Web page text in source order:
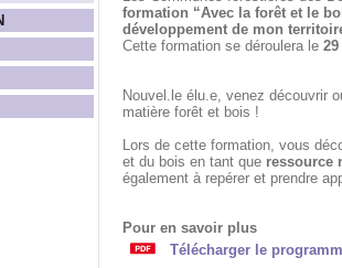
formation “Avec la forêt et le
développement de mon
Cette formation se déroulera le
Nouvel.le élu.e, venez découvrir
matière forêt et bois !
Lors de cette formation, vous
et du bois en tant que ressource
également à repérer et prendre
Pour en savoir plus
Télécharger le